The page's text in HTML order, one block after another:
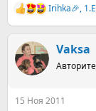
Р
е
к
ц
и
Irihka🎉,
Vaksa
15 Ноя 2011